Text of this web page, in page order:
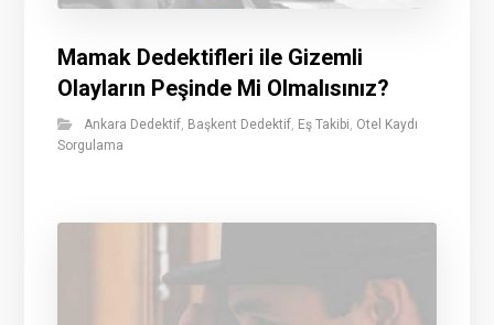
Mamak Dedektifleri ile Gizemli
Olayların Peşinde Mi Olmalısınız?
Ankara Dedektif, Başkent Dedektif, Eş Takibi, Otel Kaydı
Sorgulama